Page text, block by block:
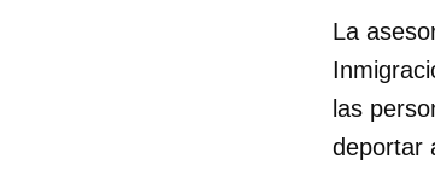
La
las
deportar